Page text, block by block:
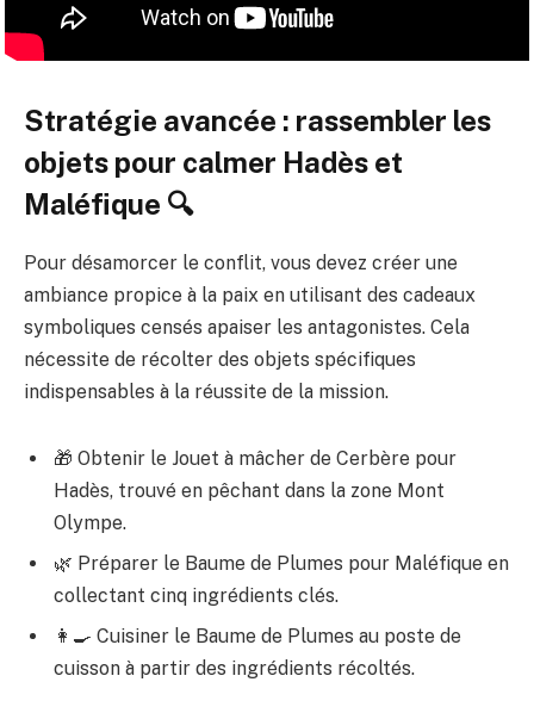
Stratégie avancée : rassembler les
objets pour calmer Hadès et
Maléfique 🔍
Pour désamorcer le conflit, vous devez créer une
ambiance propice à la paix en utilisant des cadeaux
symboliques censés apaiser les antagonistes. Cela
nécessite de récolter des objets spécifiques
indispensables à la réussite de la mission.
🎁 Obtenir le Jouet à mâcher de Cerbère pour
Hadès, trouvé en pêchant dans la zone Mont
Olympe.
🌿 Préparer le Baume de Plumes pour Maléfique en
collectant cinq ingrédients clés.
👩‍🍳 Cuisiner le Baume de Plumes au poste de
cuisson à partir des ingrédients récoltés.